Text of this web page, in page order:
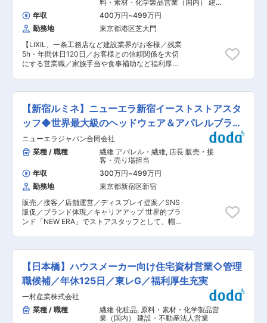
ブランドHP> https://www.threedots.jp/ 変更の範
囲：会社の定める業務
て、徐々に業務の幅を広げていただくことも可能
です。 ■店舗体制 １店舗当たり４〜５名で運営
しております。 年齢やキャリアに関わらず、個性
や価値観を尊重し合うチーム体制で、スタッフ全
員で心地よいお店づくりをしています。個人ノル
マは設けておらず、素材やデザイン、作り手の背
景などを丁寧にお伝えしながら、お客様一人ひと
りとじっくり向き合う接客を大切にしています。
います。 ■入社後の流れ お客様に製品のストー
リーを自信を持ってお伝えいただくため、入社後
は本社にて製造工程見学などの研修を実施してい
ます。本社と現場の距離も近く、疑問点や改善提
案なども日常的に共有できる環境です。 ■入社後
キャリア形成 これまでのご経験やご意欲次第で
は、店長としてのマネジメント業務や、企画・生
産管理など本社業務へのキャリアステップも可能
です。現場経験を活かしながら、長期キャリア形
成を目指していただけます。 ■当社のこだわり
日本国内の素材を使用し、素材の良さを最大限に
生かしたモノづくりをしています。顧客様・店舗
スタッフからの声が商品開発に反映されることも
た、環境への負荷にも配慮し過剰に生産しないた
め、当社では「セール」を行っておりません。価
ご提案できることも、長く働くスタッフから支持
されている理由の一つです。 変更の範囲：会社の
定める業務
料・素材・化学製品営業（国内） 建
設・不動産法人営業
年収 400万円~499万円
勤務地
東京都港区芝大門
【LIXIL、一条工務店など建設業界がお客様／残業
5h・年間休日120日／お客様との信頼関係を大切
にする営業職／家族手当や食事補助など福利厚生
を見据えて、将来的に営業部をけん引いただける
方を募集しています。 顧客との信頼関係を大切に
し、長期的に就業いただける方からのご応募お待
ちしております！ ■業務内容： 化粧紙・化粧フ
ィルム事業部に配属となります。既存顧客へのフ
ィルムの営業を担当していただきます。 ■業務詳
細： 具体的には以下の業務をお任せします。 ・
既存顧客からのリピート案件の受注対応 ・既存顧
客への新規商材提案 ・顧客が求めるデザインやカ
ラーバリエーション、機能等に適した商品の提案
取引顧客：LIXIL、一条工務店、サンゲツetc... ■
入社後の流れ： 入社後3~6か月は、袋井事業所で
製造・技術・管理部門研修を受けていただきま
す。その後は東京営業所へ配属となり、先輩社員
とOJTを通して徐々に業務を引き継ぎながら、
2〜3年後に独り立ちしていただくことを想定して
おります。 ■当社の特徴： 共和ライフテクノ
は、下記2事業の下、鞄や靴に使用される合成皮
革や家具などに使用される合板用化粧フィルム、
および加飾フィルムなどの開発や製造を手掛けて
おります。 1．PVC・PUレザー事業（ファッショ
ン・生活資材） 靴やバッグ、衣料、家具などのフ
ァッション・インテリア素材に使用される合成皮
【新宿ルミネ】ニューエラ新宿イーストストアスタ
ッフ◆世界最大級のヘッドウェア＆アパレルブラン
ド
ニューエラジャパン合同会社
業種 / 職種
繊維 アパレル・繊維, 店長 販売・接
客・売り場担当
年収
300万円~499万円
勤務地
東京都新宿区新宿
販売／接客／店舗運営／ディスプレイ提案／SNS
販促／ブランド体現／キャリアアップ 世界的ブラ
ンド「NEW ERA」でストアスタッフとして、帽
くりにも関われるポジションです。 20〜40代の
女性が多く活躍しています。 ※その他首都圏店舗
配属となる場合がございます。 ■業務概要： ア
パレルやバッグ、アクセサリーのみならず、ファ
ッションブランドとのコラボレーショも幅広く展
開し、トータルなライフスタイルブランドとして
男女問わず世界中で多くのファンを獲得していま
す。 本ポジションでは、ニューエラジャパンのブ
【日本橋】ハウスメーカー向け住宅資材営業◇管理
職候補／年休125日／東レG／福利厚生充実
一村産業株式会社
業種 / 職種
繊維 化粧品, 原料・素材・化学製品営
業（国内） 建設・不動産法人営業